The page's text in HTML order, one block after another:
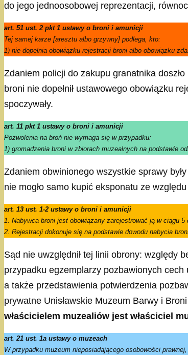
do jego jednoosobowej reprezentacji,
art. 51 ust. 2 pkt 1 ustawy o broni i amunicji
Tej samej karze [aresztu albo grzywny] podlega, kto:
1) nie dopełnia obowiązku rejestracji broni albo obowiązku
Zdaniem policji do zakupu granatnika
broni nie dopełnił ustawowego obowiązku
spoczywały.
art. 11 pkt 1 ustawy o broni i amunicji
Pozwolenia na broń nie wymaga się w przypadku:
1) gromadzenia broni w zbiorach muzealnych na podstawie
Zdaniem obwinionego wszystkie sprawy
nie mogło samo kupić eksponatu ze
art. 13 ust. 1-2 ustawy o broni i amunicji
1. Nabywca broni jest obowiązany zarejestrować ją w ciągu
2. Rejestracji dokonuje się na podstawie dowodu nabycia
Sąd nie uwzględnił tej linii obrony: względy
przypadku egzemplarzy pozbawionych cech
a także przedstawienia potwierdzenia
prywatne Unisławskie Muzeum Barwy i
właścicielem muzealiów jest właściciel
art. 21 ust. 1a ustawy o muzeach
W przypadku muzeum nieposiadającego osobowości